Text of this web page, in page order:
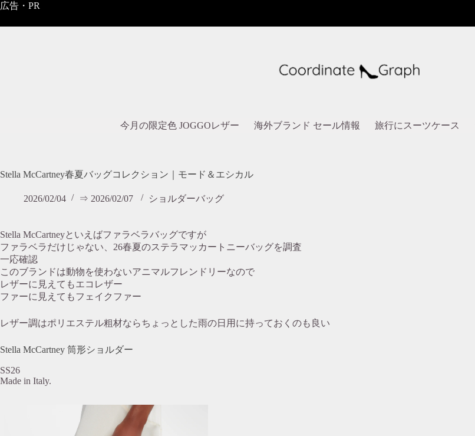
コ
テ
広告・PR
今月の限定色 JOGGOレザー 海外ブランド セール情報 旅行にスーツケース
Stella McCartney春夏バッグコレクション｜モード＆エシカル
2026/02/04 ⇒ 2026/02/07 ショルダーバッグ
Stella McCartneyといえばファラベラバッグですが
ファラベラだけじゃない、26春夏のステラマッカートニーバッグを調査
一応確認
このブランドは動物を使わないアニマルフレンドリーなので
レザーに見えてもエコレザー
ファーに見えてもフェイクファー
レザー調はポリエステル粗材ならちょっとした雨の日用に持っておくのも良い
Stella McCartney 筒形ショルダー
SS26
Made in Italy.